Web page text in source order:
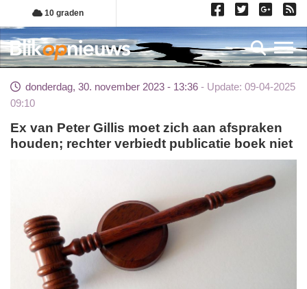
Overslaan
en
naar
de
gaan
10 graden
donderdag, 30. november 2023 - 13:36
Update: 09-04-2025
09:10
Ex van Peter Gillis moet zich aan afspraken
houden; rechter verbiedt publicatie boek niet